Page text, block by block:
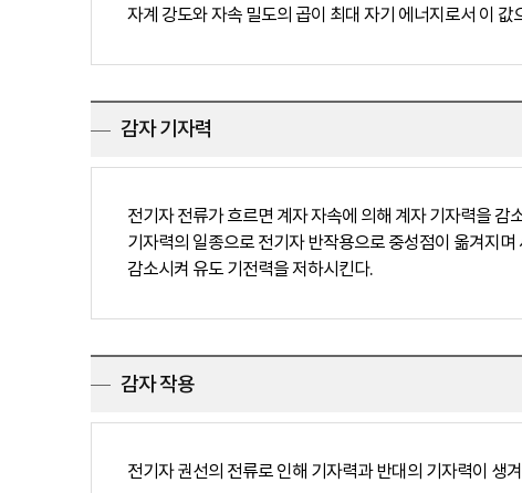
자계 강도와 자속 밀도의 곱이 최대 자기 에너지로서 이
감자 기자력
전기자 전류가 흐르면 계자 자속에 의해 계자 기자력을
기자력의 일종으로 전기자 반작용으로 중성점이 옮겨지
감소시켜 유도 기전력을 저하시킨다.
감자 작용
전기자 권선의 전류로 인해 기자력과 반대의 기자력이 생